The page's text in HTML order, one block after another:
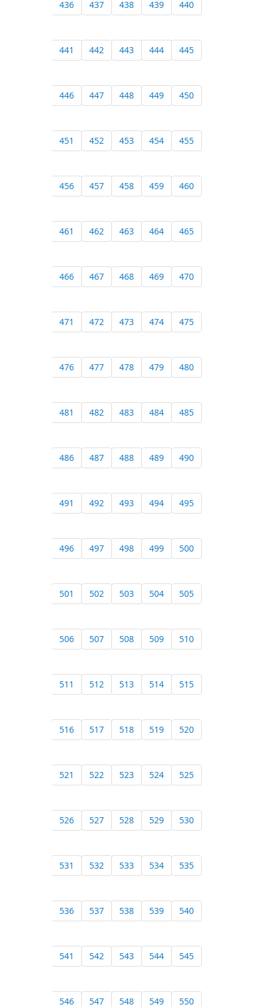
436 437 438 439 440
441 442 443 444 445
446 447 448 449 450
451 452 453 454 455
456 457 458 459 460
461 462 463 464 465
466 467 468 469 470
471 472 473 474 475
476 477 478 479 480
481 482 483 484 485
486 487 488 489 490
491 492 493 494 495
496 497 498 499 500
501 502 503 504 505
506 507 508 509 510
511 512 513 514 515
516 517 518 519 520
521 522 523 524 525
526 527 528 529 530
531 532 533 534 535
536 537 538 539 540
541 542 543 544 545
546 547 548 549 550